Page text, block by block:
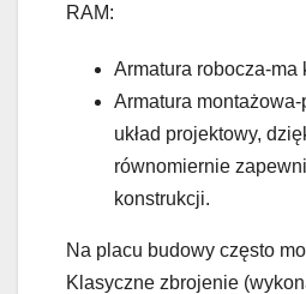
RAM:
Armatura robocza-ma
Armatura
układ projektowy,
równomiernie
konstrukcji.
Na placu budowy często
Klasyczne zbrojenie